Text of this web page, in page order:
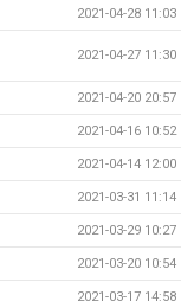
2021-04-28 11:03
2021-04-27 11:30
2021-04-20 20:57
2021-04-16 10:52
2021-04-14 12:00
2021-03-31 11:14
2021-03-29 10:27
2021-03-20 10:54
2021-03-17 14:58